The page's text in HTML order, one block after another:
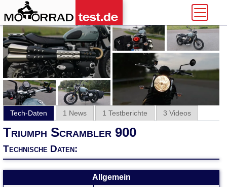
Tech-Daten 1 News 1 Testberichte 3 Videos
Triumph Scrambler 900
Technische Daten:
Allgemein